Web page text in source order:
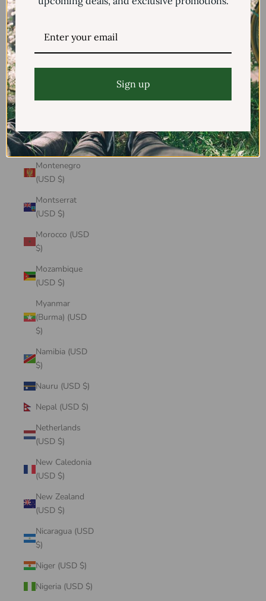
Mayotte (USD
Mexico (USD $)
Mongolia (USD
$)
Montenegro
(USD $)
Montserrat
(USD $)
Morocco (USD
$)
Mozambique
(USD $)
Myanmar
(Burma) (USD
$)
Namibia (USD
$)
Nauru (USD $)
Nepal (USD $)
Netherlands
(USD $)
New Caledonia
(USD $)
New Zealand
(USD $)
Nicaragua (USD
$)
Niger (USD $)
Nigeria (USD $)
Sign up